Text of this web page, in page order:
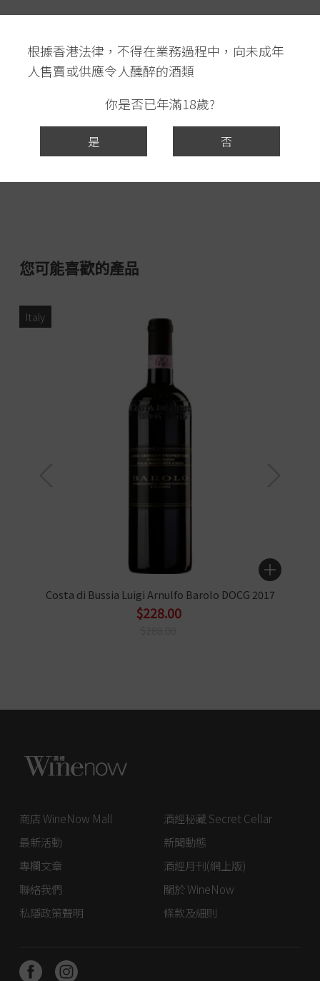
根據香港法律，不得在業務過程中，向未成年
人售賣或供應令人醺醉的酒類
你是否已年滿18歲?
是 否
您可能喜歡的產品
Italy
Costa di Bussia Luigi Arnulfo Barolo DOCG 2017
$228.00
商店 WineNow Mall
酒經秘藏 Secret Cellar
最新活動
新聞動態
專欄文章
酒經月刊(網上版)
聯絡我們
關於 WineNow
私隱政策聲明
條款及細則